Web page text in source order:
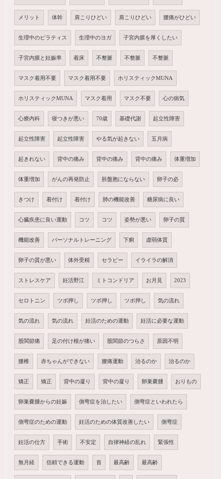
メリット 体幹 肩こりひどい 肩こりひどい 腰痛がひどい
生理中のピラティス 生理中のヨガ 子宮内膜を厚くしたい
子宮内膜と妊娠率 着床 不整脈 不整脈 不整脈
マスク着用不要 マスク着用不要 ホリスティックMUNA
ホリスティックMUNA マスク着用 マスク不要 心の病気
心療内科 寝つきが悪い 70歳 基礎代謝 起立性障害
起立性障害 起立性障害 やる気が起きない 五月病
起きれない 背中の痛み 背中の痛み 背中の痛み 体重増加
体重増加 がんの再発防止 胚盤胞にならない 卵子の必
きつけ 着付け 着付け 肺の機能改善 糖尿病に良い
心臓疾患に良い運動 コツ コツ 姿勢が悪い 卵子の質
機能改善 パーソナルトレーニング 下痢 虚弱体質
卵子の質が悪い 体外受精 セラピー イライラの解消
ストレスケア 妊活野江 ミトコンドリア お月見 2023
セロトニン ツボ押し ツボ押し ツボ押し 気の流れ
気の流れ 気の流れ 妊活のための運動 妊活に必要な運動
股関節痛 足の付け根が痛い 股関節のつらさ 原因不明
腰椎 赤ちゃんができない 腰痛運動 治るのか 治るのか
矯正 矯正 背中の凝り 背中の凝り 卵巣嚢腫 おりもの
卵巣嚢腫からの妊娠 側弯症を治したい 側弯症といわれたら
側弯症のための運動 妊活のための体質改善したい 側弯症
妊活の仕方 手術 不安定 自律神経の乱れ 緊張性
無月経 信頼できる運動 首 最高齢 最高齢